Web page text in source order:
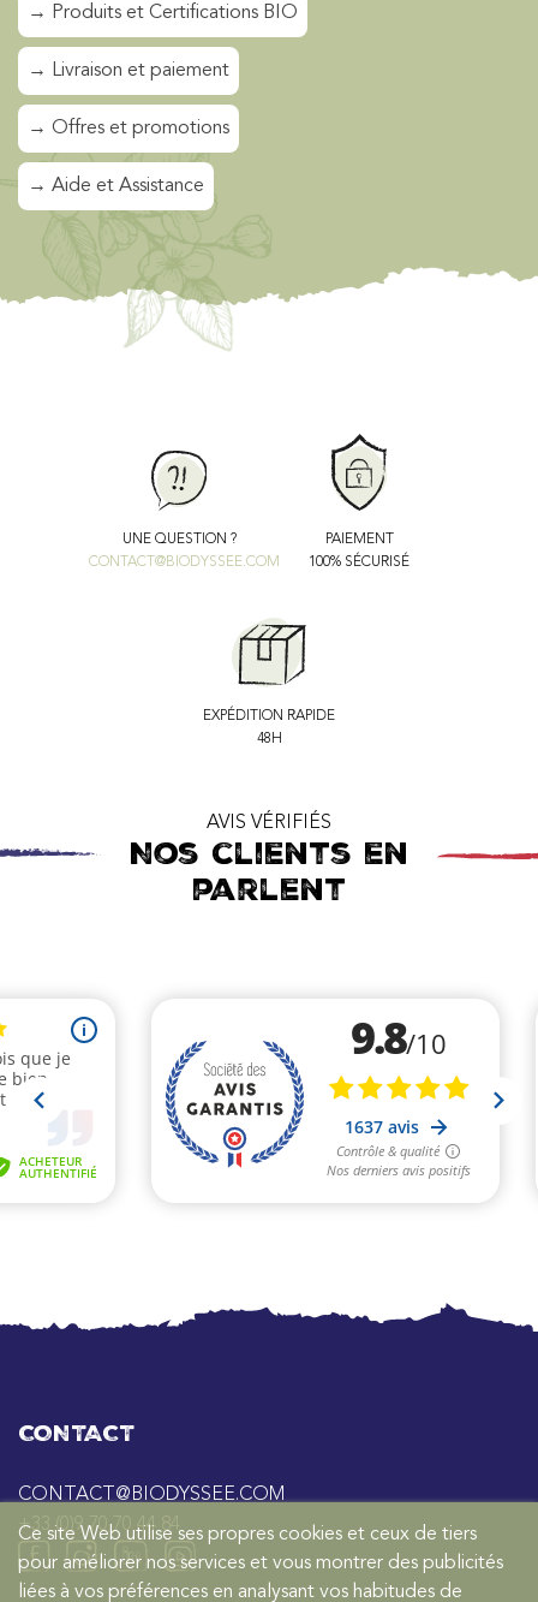
Ce site Web utilise ses propres cookies et ceux de tiers
pour améliorer nos services et vous montrer des publicités
liées à vos préférences en analysant vos habitudes de
→ Produits et Certifications BIO
→ Livraison et paiement
→ Offres et promotions
→ Aide et Assistance
UNE QUESTION ?
CONTACT@BIODYSSEE.COM
PAIEMENT
100% SÉCURISÉ
EXPÉDITION RAPIDE
48H
AVIS VÉRIFIÉS
Nos clients en
parlent
CONTACT
CONTACT@BIODYSSEE.COM
+33 (0)9 70 70 44 84